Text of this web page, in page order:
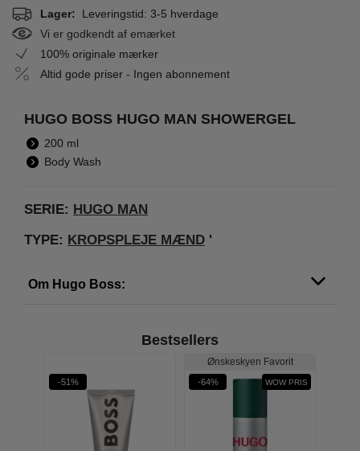
Lager: Leveringstid: 3-5 hverdage
Vi er godkendt af emærket
100% originale mærker
Altid gode priser - Ingen abonnement
HUGO BOSS HUGO MAN SHOWERGEL
200 ml
Body Wash
SERIE: HUGO MAN
TYPE: KROPSPLEJE MÆND '
Om Hugo Boss:
Bestsellers
-51%
Ønskeskyen Favorit
-64% WOW PRIS